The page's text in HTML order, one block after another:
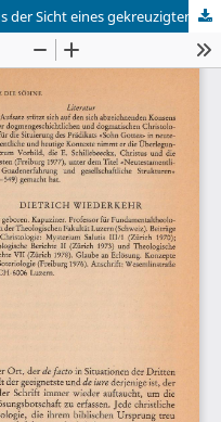
Der Glaube an den Sohn Gottes aus der Sicht eines gekreuzigten Volkes